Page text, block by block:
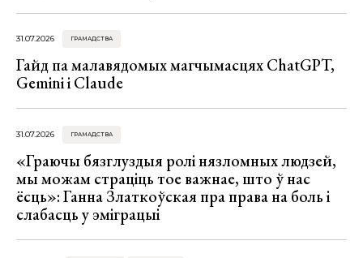
31.07.2026 ГРАМАДСТВА
Гайд па малавядомых магчымасцях ChatGPT,
Gemini і Claude
31.07.2026 ГРАМАДСТВА
«Граючы бязглуздыя ролі нязломных людзей,
мы можам страціць тое важнае, што ў нас
ёсць»: Ганна Златкоўская пра права на боль і
слабасць у эміграцыі